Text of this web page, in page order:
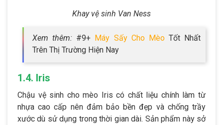
Khay vệ sinh Van Ness
Xem thêm: #9+ Máy Sấy Cho MèoTốt Nhất
Trên Thị Trường Hiện Nay
1.4. Iris
Chậu vệ sinh cho mèo Iris có chất liệu chính làm từ
nhựa cao cấp nên đảm bảo bền đẹp và chống trầy
xước dù sử dụng trong thời gian dài. Sản phẩm này sở